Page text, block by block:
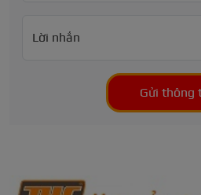
Lời nhắn
Gửi thông